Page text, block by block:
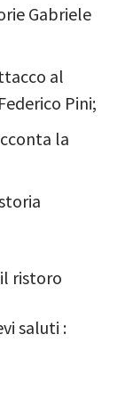
Gabriele
al
Pini;
la
ristoro
saluti :